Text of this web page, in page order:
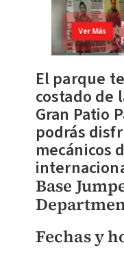
El parque
costado de
Gran Patio
podrás
mecánicos
Base
Fechas y